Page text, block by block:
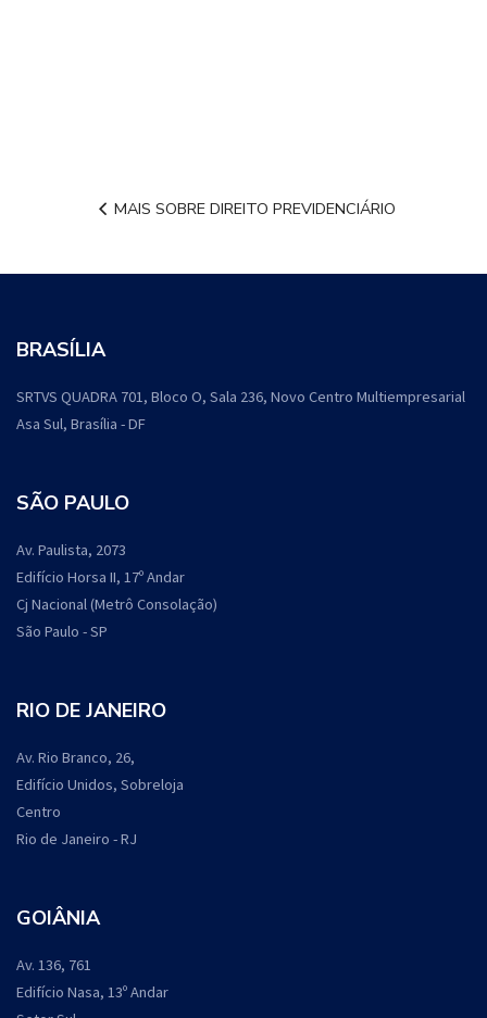
MAIS SOBRE DIREITO PREVIDENCIÁRIO
BRASÍLIA
SRTVS QUADRA 701, Bloco O, Sala 236, Novo Centro Multiempresarial
Asa Sul, Brasília - DF
SÃO PAULO
Av. Paulista, 2073
Edifício Horsa II, 17º Andar
Cj Nacional (Metrô Consolação)
São Paulo - SP
RIO DE JANEIRO
Av. Rio Branco, 26,
Edifício Unidos, Sobreloja
Centro
Rio de Janeiro - RJ
GOIÂNIA
Av. 136, 761
Edifício Nasa, 13º Andar